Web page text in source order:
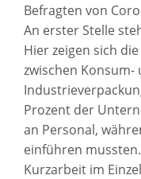
Befragten von
An erster Stelle
Hier zeigen sich
zwischen Konsum-
Prozent der
an Personal,
einführen
Kurzarbeit im